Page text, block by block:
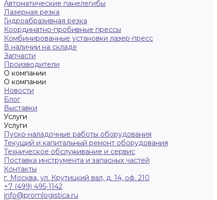
Автоматические панелегибы
Лазерная резка
Гидроабразивная резка
Координатно-пробивные прессы
Комбинированные установки лазер-пресс
В наличии на складе
Запчасти
Производители
О компании
О компании
Новости
Блог
Выставки
Услуги
Услуги
Пуско-наладочные работы оборудования
Текущий и капитальный ремонт оборудования
Техническое обслуживание и сервис
Поставка инструмента и запасных частей
Контакты
г. Москва, ул. Крутицкий вал, д. 14, оф. 210
+7 (499) 495-1142
info@promlogistica.ru